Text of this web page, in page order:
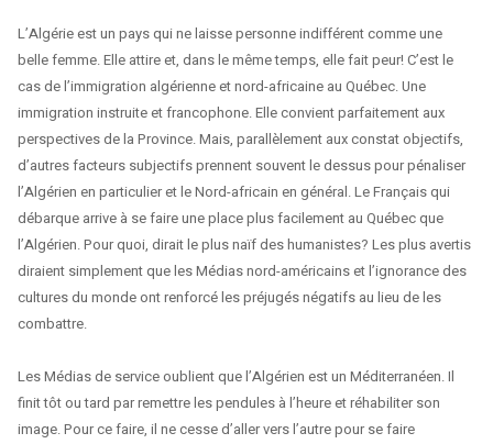
L’Algérie est un pays qui ne laisse personne indifférent comme une
belle femme. Elle attire et, dans le même temps, elle fait peur! C’est le
cas de l’immigration algérienne et nord-africaine au Québec. Une
immigration instruite et francophone. Elle convient parfaitement aux
perspectives de la Province. Mais, parallèlement aux constat objectifs,
d’autres facteurs subjectifs prennent souvent le dessus pour pénaliser
l’Algérien en particulier et le Nord-africain en général. Le Français qui
débarque arrive à se faire une place plus facilement au Québec que
l’Algérien. Pour quoi, dirait le plus naïf des humanistes? Les plus avertis
diraient simplement que les Médias nord-américains et l’ignorance des
cultures du monde ont renforcé les préjugés négatifs au lieu de les
combattre.
Les Médias de service oublient que l’Algérien est un Méditerranéen. Il
finit tôt ou tard par remettre les pendules à l’heure et réhabiliter son
image. Pour ce faire, il ne cesse d’aller vers l’autre pour se faire